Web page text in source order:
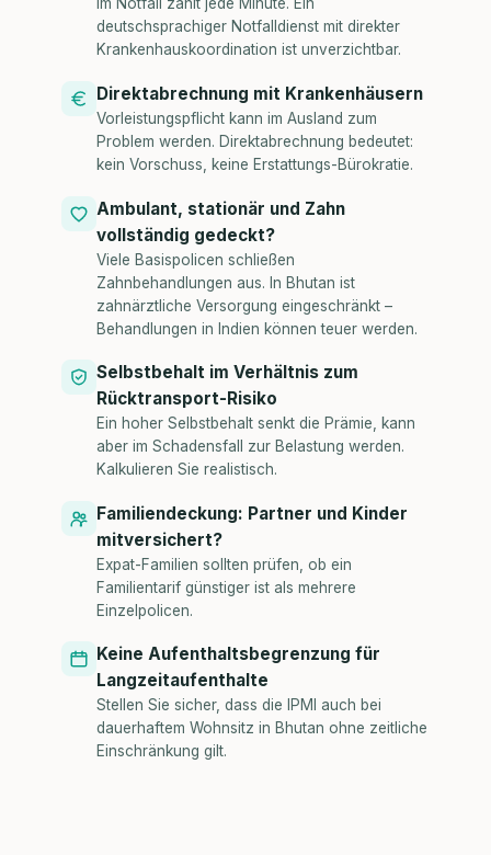
Im Notfall zählt jede Minute. Ein
deutschsprachiger Notfalldienst mit direkter
Krankenhauskoordination ist unverzichtbar.
Direktabrechnung mit Krankenhäusern
Vorleistungspflicht kann im Ausland zum
Problem werden. Direktabrechnung bedeutet:
kein Vorschuss, keine Erstattungs-Bürokratie.
Ambulant, stationär und Zahn
vollständig gedeckt?
Viele Basispolicen schließen
Zahnbehandlungen aus. In Bhutan ist
zahnärztliche Versorgung eingeschränkt –
Behandlungen in Indien können teuer werden.
Selbstbehalt im Verhältnis zum
Rücktransport-Risiko
Ein hoher Selbstbehalt senkt die Prämie, kann
aber im Schadensfall zur Belastung werden.
Kalkulieren Sie realistisch.
Familiendeckung: Partner und Kinder
mitversichert?
Expat-Familien sollten prüfen, ob ein
Familientarif günstiger ist als mehrere
Einzelpolicen.
Keine Aufenthaltsbegrenzung für
Langzeitaufenthalte
Stellen Sie sicher, dass die IPMI auch bei
dauerhaftem Wohnsitz in Bhutan ohne zeitliche
Einschränkung gilt.